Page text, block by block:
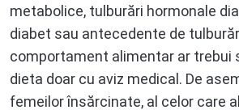
metabolice, tulburări hormonale
diabet sau antecedente de
comportament alimentar ar trebui
dieta doar cu aviz medical. De
femeilor însărcinate, al celor care